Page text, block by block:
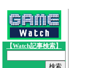
【Watch記事検索】